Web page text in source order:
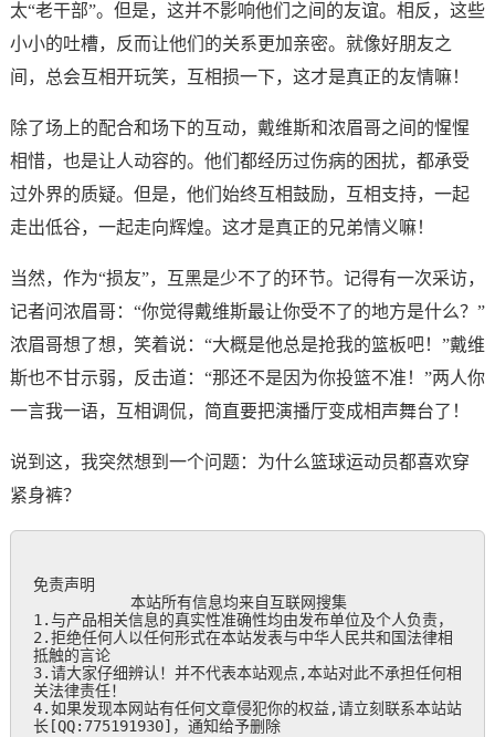
太“老干部”。但是，这并不影响他们之间的友谊。相反，这些
小小的吐槽，反而让他们的关系更加亲密。就像好朋友之
间，总会互相开玩笑，互相损一下，这才是真正的友情嘛！
除了场上的配合和场下的互动，戴维斯和浓眉哥之间的惺惺
相惜，也是让人动容的。他们都经历过伤病的困扰，都承受
过外界的质疑。但是，他们始终互相鼓励，互相支持，一起
走出低谷，一起走向辉煌。这才是真正的兄弟情义嘛！
当然，作为“损友”，互黑是少不了的环节。记得有一次采访，
记者问浓眉哥：“你觉得戴维斯最让你受不了的地方是什么？”
浓眉哥想了想，笑着说：“大概是他总是抢我的篮板吧！”戴维
斯也不甘示弱，反击道：“那还不是因为你投篮不准！”两人你
一言我一语，互相调侃，简直要把演播厅变成相声舞台了！
说到这，我突然想到一个问题：为什么篮球运动员都喜欢穿
紧身裤？
免责声明
本站所有信息均来自互联网搜集
1.与产品相关信息的真实性准确性均由发布单位及个人负责，
2.拒绝任何人以任何形式在本站发表与中华人民共和国法律相
抵触的言论
3.请大家仔细辨认！并不代表本站观点,本站对此不承担任何相
关法律责任！
4.如果发现本网站有任何文章侵犯你的权益,请立刻联系本站站
长[QQ:775191930]，通知给予删除